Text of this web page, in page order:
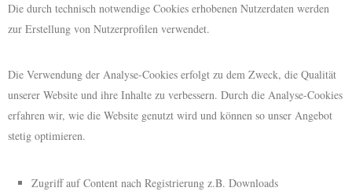
Die durch technisch notwendige Cookies erhobenen Nutzerdaten werden
zur Erstellung von Nutzerprofilen verwendet.
Die Verwendung der Analyse-Cookies erfolgt zu dem Zweck, die Qualität
unserer Website und ihre Inhalte zu verbessern. Durch die Analyse-Cookies
erfahren wir, wie die Website genutzt wird und können so unser Angebot
stetig optimieren.
Zugriff auf Content nach Registrierung z.B. Downloads